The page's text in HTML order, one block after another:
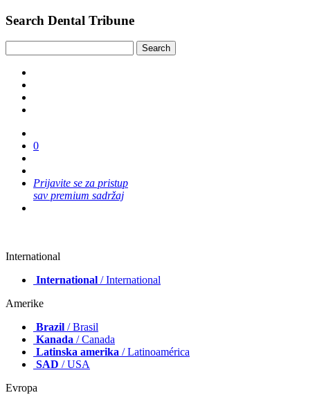
Search Dental Tribune
0
Prijavite se za pristup
sav premium sadržaj
International
International / International
Amerike
Brazil / Brasil
Kanada / Canada
Latinska amerika / Latinoamérica
SAD / USA
Evropa